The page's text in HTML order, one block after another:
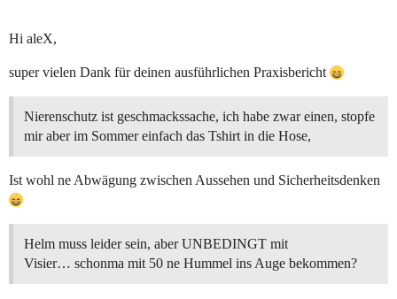
Hi aleX,
super vielen Dank für deinen ausführlichen Praxisbericht
Nierenschutz ist geschmackssache, ich habe zwar einen, stopfe
mir aber im Sommer einfach das Tshirt in die Hose,
Ist wohl ne Abwägung zwischen Aussehen und Sicherheitsdenken
Helm muss leider sein, aber UNBEDINGT mit
Visier… schonma mit 50 ne Hummel ins Auge bekommen?